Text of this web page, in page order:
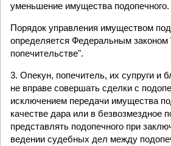
уменьшение имущества подопечного.
Порядок управления имуществом
определяется Федеральным законом
попечительстве".
3. Опекун, попечитель, их супруги и
не вправе совершать сделки с
исключением передачи имущества
качестве дара или в безвозмездное
представлять подопечного при
ведении судебных дел между